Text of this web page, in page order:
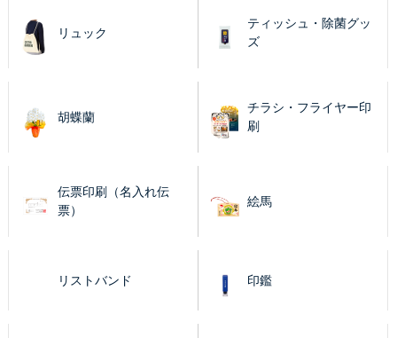
リュック
ティッシュ・除菌グッ
ズ
胡蝶蘭
チラシ・フライヤー印
刷
伝票印刷（名入れ伝
票）
絵馬
リストバンド 印鑑